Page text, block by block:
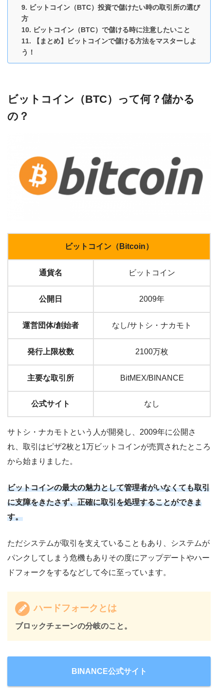
ビットコイン（BTC）投資で儲けたい時の取引所の選び
方
ビットコイン（BTC）で儲ける時に注意したいこと
【まとめ】ビットコインで儲ける方法をマスターしよ
う！
ビットコイン（BTC）って何？儲かる
の？
ビットコイン（Bitcoin）
通貨名 ビットコイン
公開日 2009年
運営団体/創始者 なし/サトシ・ナカモト
発行上限枚数 2100万枚
主要な取引所 BitMEX/BINANCE
公式サイト なし
サトシ・ナカモトという人が開発し、2009年に公開さ
れ、取引はピザ2枚と1万ビットコインが売買されたところ
から始まりました。
ビットコインの最大の魅力として管理者がいなくても取引
に支障をきたさず、正確に取引を処理することができま
す。
ただシステムが取引を支えていることもあり、システムが
パンクしてしまう危機もありその度にアップデートやハー
ドフォークをするなどして今に至っています。
ハードフォークとは
ブロックチェーンの分岐のこと。
BINANCE公式サイト